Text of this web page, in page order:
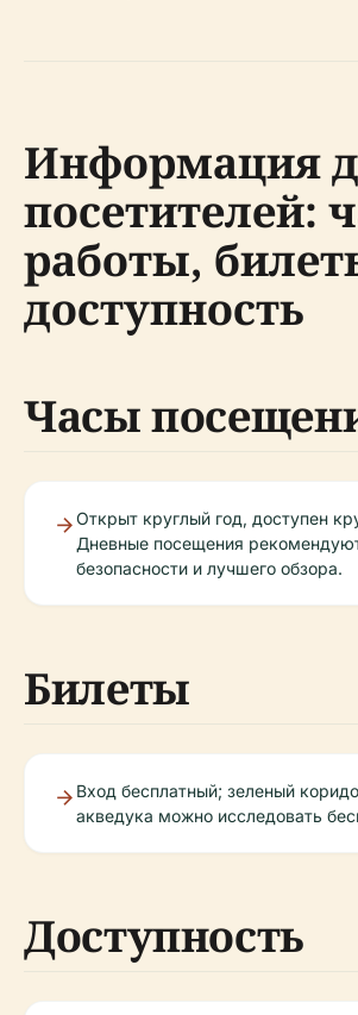
Информация
посетителей:
работы,
доступность
Часы
Открыт круглый год, доступен
Дневные посещения
безопасности и лучшего обзора.
Билеты
Вход бесплатный; зеленый
акведука можно исследовать
Доступность